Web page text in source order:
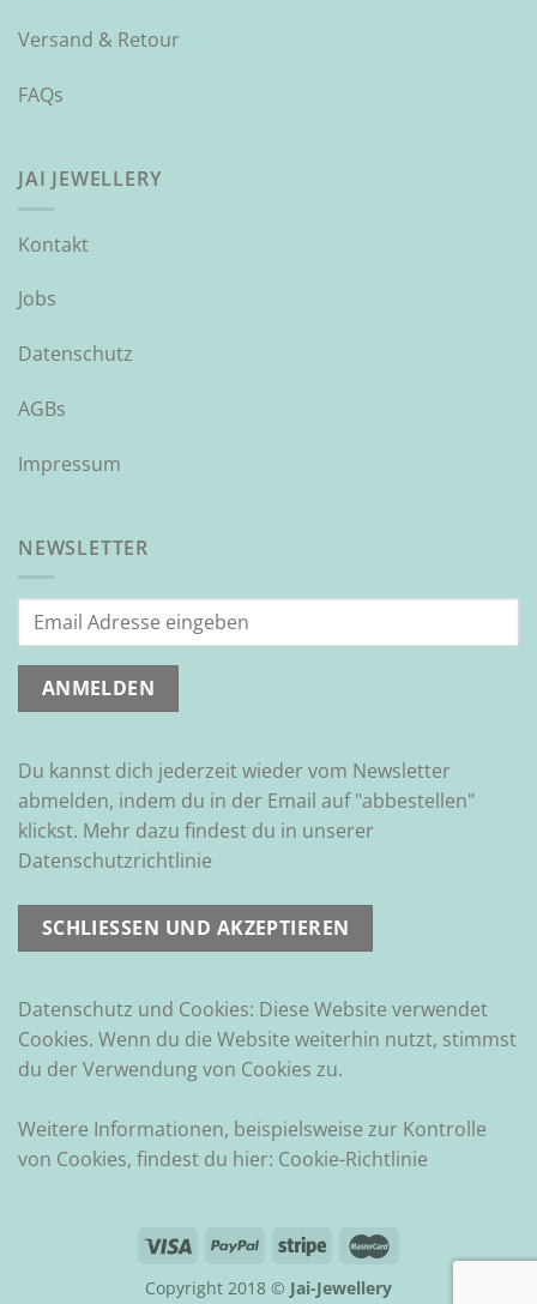
Versand & Retour
FAQs
JAI JEWELLERY
Kontakt
Jobs
Datenschutz
AGBs
Impressum
NEWSLETTER
Du kannst dich jederzeit wieder vom Newsletter
abmelden, indem du in der Email auf "abbestellen"
klickst. Mehr dazu findest du in unserer
Datenschutzrichtlinie
Datenschutz und Cookies: Diese Website verwendet
Cookies. Wenn du die Website weiterhin nutzt, stimmst
du der Verwendung von Cookies zu.
Weitere Informationen, beispielsweise zur Kontrolle
von Cookies, findest du hier: Cookie-Richtlinie
Copyright 2018 © Jai-Jewellery